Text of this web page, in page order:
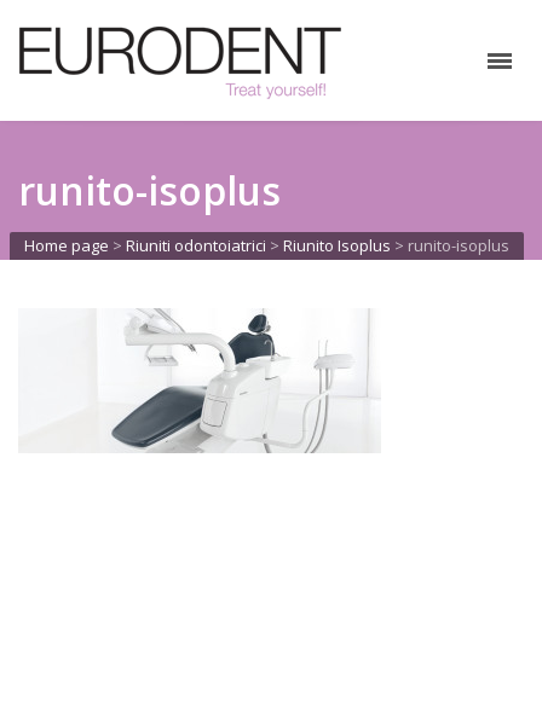
runito-isoplus
Home page > Riuniti odontoiatrici > Riunito Isoplus > runito-isoplus